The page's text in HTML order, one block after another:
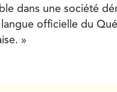
dans une société
langue officielle du
»